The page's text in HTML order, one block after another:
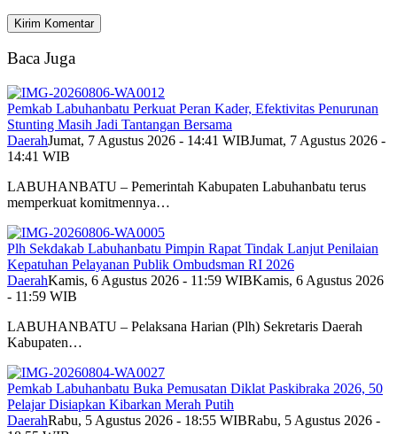
Baca Juga
Pemkab Labuhanbatu Perkuat Peran Kader, Efektivitas Penurunan
Stunting Masih Jadi Tantangan Bersama
DaerahJumat, 7 Agustus 2026 - 14:41 WIBJumat, 7 Agustus 2026 -
14:41 WIB
LABUHANBATU – Pemerintah Kabupaten Labuhanbatu terus
memperkuat komitmennya…
Plh Sekdakab Labuhanbatu Pimpin Rapat Tindak Lanjut Penilaian
Kepatuhan Pelayanan Publik Ombudsman RI 2026
DaerahKamis, 6 Agustus 2026 - 11:59 WIBKamis, 6 Agustus 2026
- 11:59 WIB
LABUHANBATU – Pelaksana Harian (Plh) Sekretaris Daerah
Kabupaten…
Pemkab Labuhanbatu Buka Pemusatan Diklat Paskibraka 2026, 50
Pelajar Disiapkan Kibarkan Merah Putih
DaerahRabu, 5 Agustus 2026 - 18:55 WIBRabu, 5 Agustus 2026 -